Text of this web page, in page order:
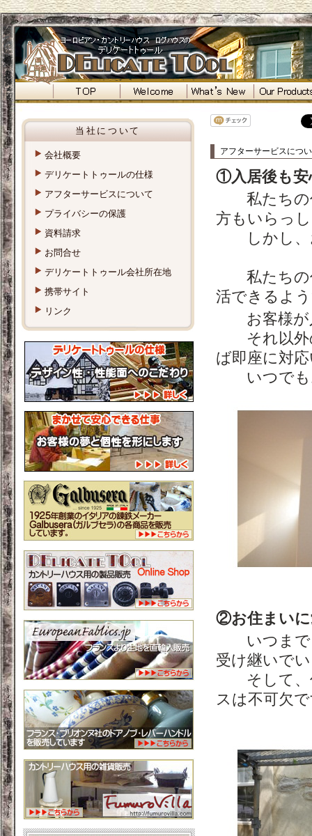
当社について
会社概要
デリケートトゥールの仕様
アフターサービスについて
プライバシーの保護
資料請求
お問合せ
デリケートトゥール会社所在地
携帯サイト
リンク
アフターサービスにつ
①入居後も安
私たちの
方もいらっ
しかし、
私たちの
活できるよ
お客様が
それ以外
ば即座に対
いつでも
②お住まいに
いつまでも
受け継いで
そして、
スは不可欠